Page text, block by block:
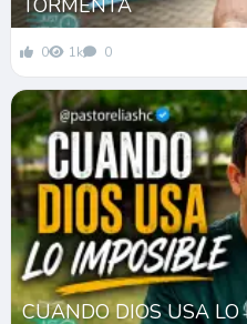
TORMENTA
0 1k 0
CUANDO DIOS USA LO